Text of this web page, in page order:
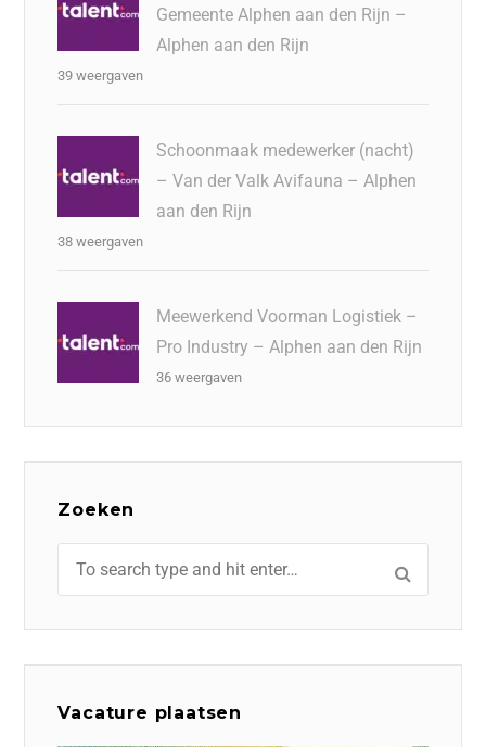
Gemeente Alphen aan den Rijn –
Alphen aan den Rijn
39 weergaven
Schoonmaak medewerker (nacht)
– Van der Valk Avifauna – Alphen
aan den Rijn
38 weergaven
Meewerkend Voorman Logistiek –
Pro Industry – Alphen aan den Rijn
36 weergaven
Zoeken
Vacature plaatsen